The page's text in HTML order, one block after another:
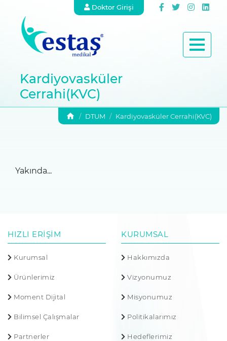
Doktor Girişi
Kardiyovasküler
Cerrahi(KVC)
DTUM Kardiyovasküler Cerrahi(KVC)
Yakında...
HIZLI ERİŞİM
Kurumsal
Ürünlerimiz
Moment Dijital
Bilimsel Çalışmalar
Partnerler
KURUMSAL
Hakkımızda
Vizyonumuz
Misyonumuz
Politikalarımız
Hedeflerimiz